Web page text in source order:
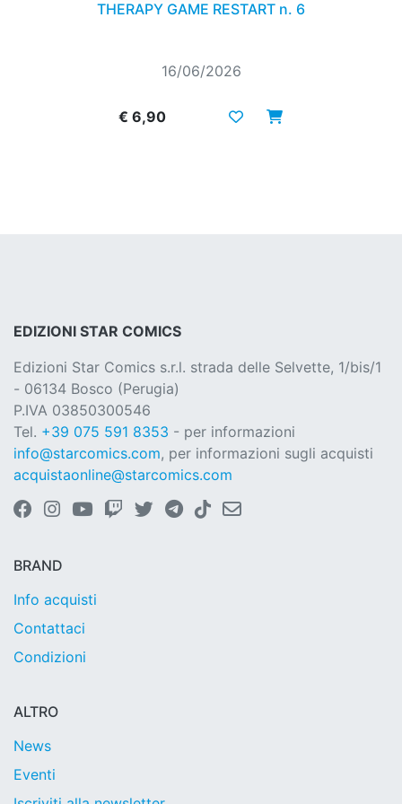
THERAPY GAME RESTART n. 6
16/06/2026
€ 6,90
EDIZIONI STAR COMICS
Edizioni Star Comics s.r.l. strada delle Selvette, 1/bis/1
- 06134 Bosco (Perugia)
P.IVA 03850300546
Tel. +39 075 591 8353 - per informazioni
info@starcomics.com, per informazioni sugli acquisti
acquistaonline@starcomics.com
BRAND
Info acquisti
Contattaci
Condizioni
ALTRO
News
Eventi